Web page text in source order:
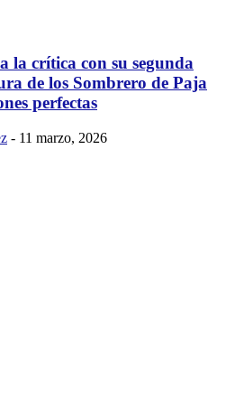
la crítica con su segunda
de los Sombrero de Paja
perfectas
- 11 marzo, 2026